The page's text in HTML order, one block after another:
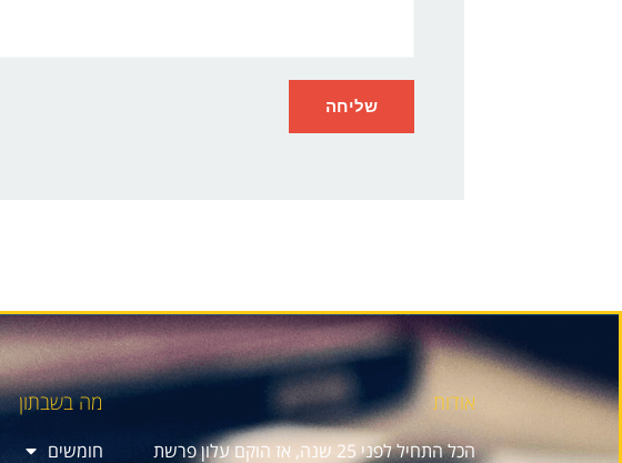
אודות
הכל התחיל לפני 25 שנה, אז הוקם עלון פרשת
מה בשבתון
חומשים